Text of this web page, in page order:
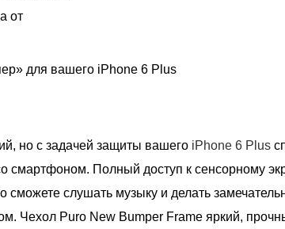
от
для вашего iPhone 6 Plus
но с задачей защиты вашего iPhone 6 Plus
смартфоном. Полный доступ к сенсорному
слушать музыку и делать
Чехол Puro New Bumper Frame яркий,